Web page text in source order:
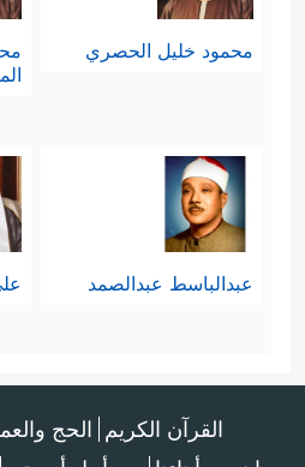
محمود خليل الحصري
عبدالباسط عبدالصمد
القرآن الكريم الحج